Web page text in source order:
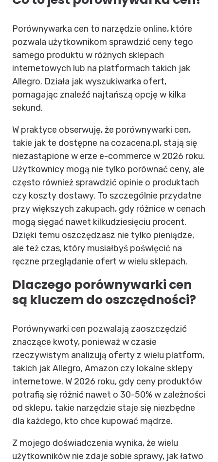
Porównywarka cen to narzędzie online, które
pozwala użytkownikom sprawdzić ceny tego
samego produktu w różnych sklepach
internetowych lub na platformach takich jak
Allegro. Działa jak wyszukiwarka ofert,
pomagając znaleźć najtańszą opcję w kilka
sekund.
W praktyce obserwuję, że porównywarki cen,
takie jak te dostępne na cozacena.pl, stają się
niezastąpione w erze e-commerce w 2026 roku.
Użytkownicy mogą nie tylko porównać ceny, ale
często również sprawdzić opinie o produktach
czy koszty dostawy. To szczególnie przydatne
przy większych zakupach, gdy różnice w cenach
mogą sięgać nawet kilkudziesięciu procent.
Dzięki temu oszczędzasz nie tylko pieniądze,
ale też czas, który musiałbyś poświęcić na
ręczne przeglądanie ofert w wielu sklepach.
Dlaczego porównywarki cen
są kluczem do oszczędności?
Porównywarki cen pozwalają zaoszczędzić
znaczące kwoty, ponieważ w czasie
rzeczywistym analizują oferty z wielu platform,
takich jak Allegro, Amazon czy lokalne sklepy
internetowe. W 2026 roku, gdy ceny produktów
potrafią się różnić nawet o 30-50% w zależności
od sklepu, takie narzędzie staje się niezbędne
dla każdego, kto chce kupować mądrze.
Z mojego doświadczenia wynika, że wielu
użytkowników nie zdaje sobie sprawy, jak łatwo